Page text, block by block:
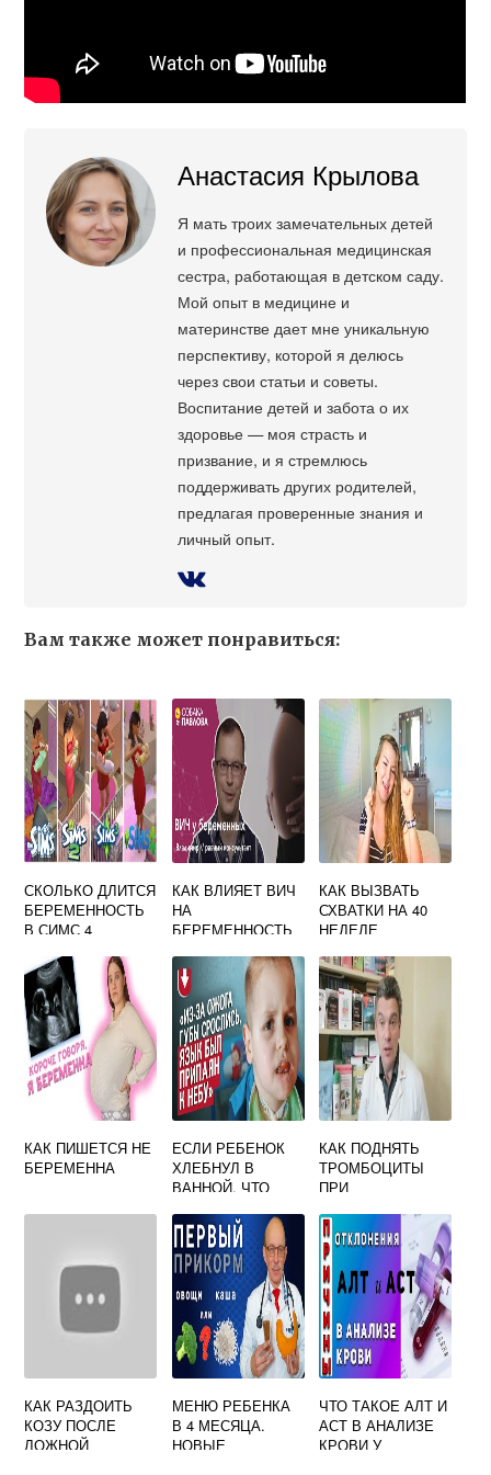
Анастасия Крылова
Я мать троих замечательных детей
и профессиональная медицинская
сестра, работающая в детском саду.
Мой опыт в медицине и
материнстве дает мне уникальную
перспективу, которой я делюсь
через свои статьи и советы.
Воспитание детей и забота о их
здоровье — моя страсть и
призвание, и я стремлюсь
поддерживать других родителей,
предлагая проверенные знания и
личный опыт.
Вам также может понравиться:
СКОЛЬКО ДЛИТСЯ
БЕРЕМЕННОСТЬ
В СИМС 4
КАК ВЛИЯЕТ ВИЧ
НА
БЕРЕМЕННОСТЬ
КАК ВЫЗВАТЬ
СХВАТКИ НА 40
НЕДЕЛЕ
ФОРУМ
КАК ПИШЕТСЯ НЕ
БЕРЕМЕННА
ЕСЛИ РЕБЕНОК
ХЛЕБНУЛ В
ВАННОЙ. ЧТО
КАК ПОДНЯТЬ
ТРОМБОЦИТЫ
ПРИ
КАК РАЗДОИТЬ
КОЗУ ПОСЛЕ
ЛОЖНОЙ
МЕНЮ РЕБЕНКА
В 4 МЕСЯЦА.
НОВЫЕ
ЧТО ТАКОЕ АЛТ И
АСТ В АНАЛИЗЕ
КРОВИ У